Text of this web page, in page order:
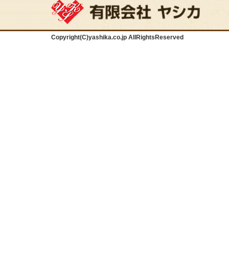
Copyright(C)yashika.co.jp AllRightsReserved